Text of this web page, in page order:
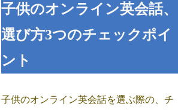
子供のオンライン英会話、
選び方3つのチェックポイ
ント
子供のオンライン英会話を選ぶ際の、チ